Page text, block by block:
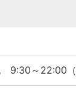
×
×
～22:00